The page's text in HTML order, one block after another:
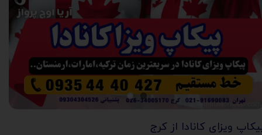
ویزای کانادا از کرج